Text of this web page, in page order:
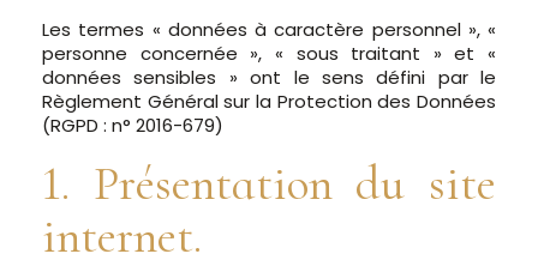
Les termes « données à caractère personnel », «
personne concernée », « sous traitant » et «
données sensibles » ont le sens défini par le
Règlement Général sur la Protection des Données
(RGPD : n° 2016-679)
1. Présentation du site
internet.